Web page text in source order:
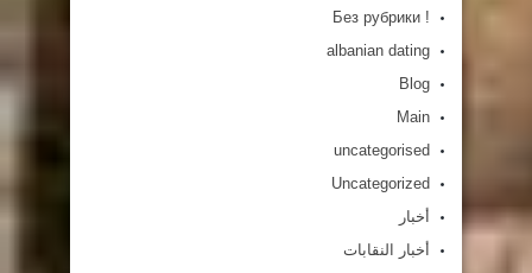
! Без рубрики
albanian dating
Blog
Main
uncategorised
Uncategorized
أخبار
أخبار النقابات